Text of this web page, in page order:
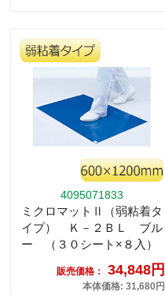
4095071833
ミクロマットⅡ（弱粘着タ
イプ） Ｋ－２ＢＬ ブル
ー （３０シート×８入）
販売価格： 34,848円
本体価格: 31,680円